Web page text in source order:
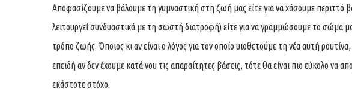
Αποφασίζουμε να βάλουμε τη γυμναστική στη ζωή μας είτε για να χάσουμε περιττό
λειτουργεί συνδυαστικά με τη σωστή διατροφή) είτε για να γραμμώσουμε το σώμα
τρόπο ζωής. Όποιος κι αν είναι ο λόγος για τον οποίο υιοθετούμε τη νέα αυτή
επειδή αν δεν έχουμε κατά νου τις απαραίτητες βάσεις, τότε θα είναι πιο εύκολο
εκάστοτε στόχο.